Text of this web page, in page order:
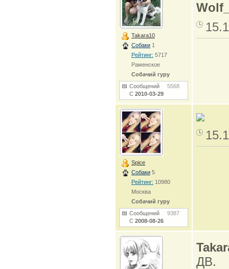
Takara10
Собаки 1
Рейтинг: 5717
Раменское
Собачий гуру
Сообщений 5568
С 2010-03-29
Spice
Собаки 5
Рейтинг: 10980
Москва
Собачий гуру
Сообщений 9387
С 2008-08-26
ДВ.